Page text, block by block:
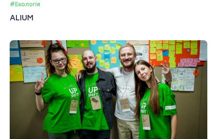
#Екологія
ALIUM